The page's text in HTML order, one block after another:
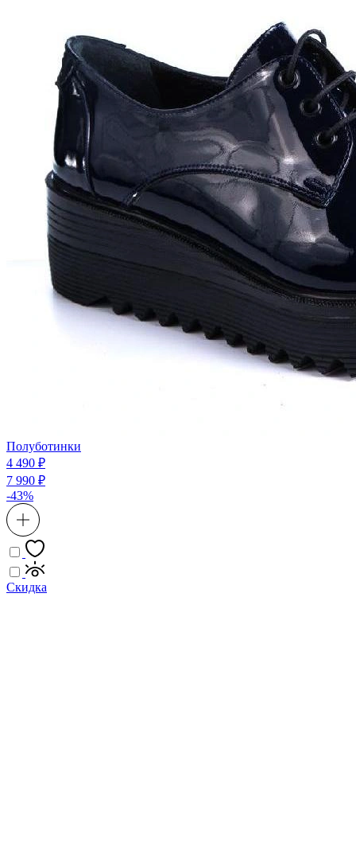
Полуботинки
4 490 ₽
7 990 ₽
-43%
Скидка